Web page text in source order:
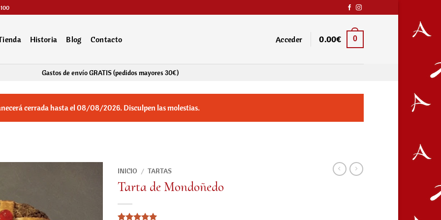
Historia Blog Contacto Acceder 0.00€ 0
Gastos de envío GRATIS (pedidos mayores 30€)
cerrada hasta el 08/08/2026. Disculpen las molestias.
INICIO / TARTAS
Tarta de Mondoñedo